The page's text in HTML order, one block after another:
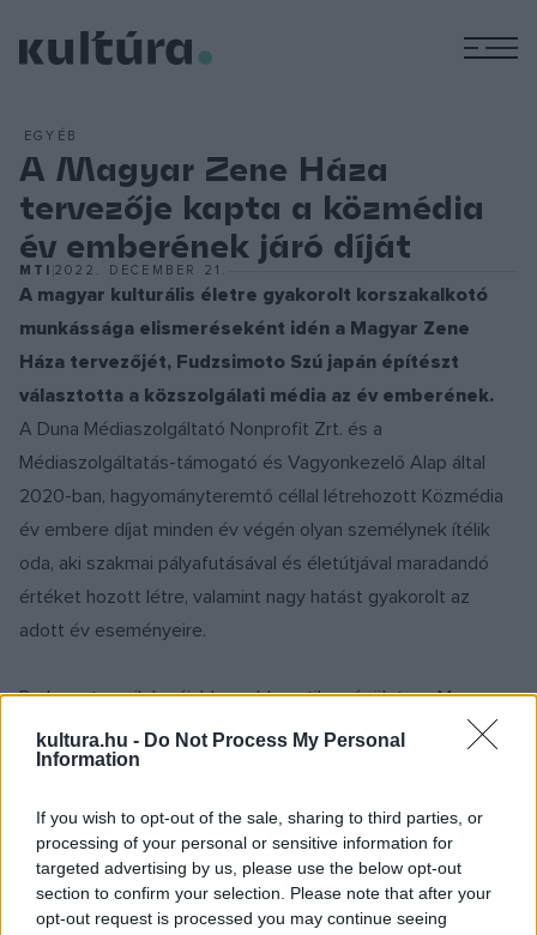
kultura.hu - Do Not Process My Personal
Information
If you wish to opt-out of the sale, sharing to third parties, or
processing of your personal or sensitive information for
targeted advertising by us, please use the below opt-out
section to confirm your selection. Please note that after your
opt-out request is processed you may continue seeing
EGYÉB
A Magyar Zene Háza
tervezője kapta a közmédia
év emberének járó díját
MTI 2022. DECEMBER 21.
A magyar kulturális életre gyakorolt korszakalkotó
munkássága elismeréseként idén a Magyar Zene
Háza tervezőjét, Fudzsimoto Szú japán építészt
választotta a közszolgálati média az év emberének.
A Duna Médiaszolgáltató Nonprofit Zrt. és a
Médiaszolgáltatás-támogató és Vagyonkezelő Alap által
2020-ban, hagyományteremtő céllal létrehozott Közmédia
év embere díjat minden év végén olyan személynek ítélik
oda, aki szakmai pályafutásával és életútjával maradandó
értéket hozott létre, valamint nagy hatást gyakorolt az
adott év eseményeire.
Budapest egyik legújabb, emblematikus épülete, a Magyar
Zene Házának megalkotója, Fudzsimoto Szú japán
sztárépítész egy modern, a természet és az épített
meg a zenének és a kultúrának. A létesítmény nemcsak a
megjelenésével vívja ki az elismerést, hanem funkcionális
sokoldalúságával, gazdag kulturális programkínálatával is,